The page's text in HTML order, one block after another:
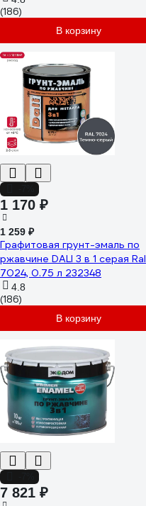
(186)
В корзину
1 170 ₽
1 259 ₽
Графитовая грунт-эмаль по
ржавчине DALI 3 в 1 серая Ral
7024, 0.75 л 232348
4.8
(186)
В корзину
7 821 ₽